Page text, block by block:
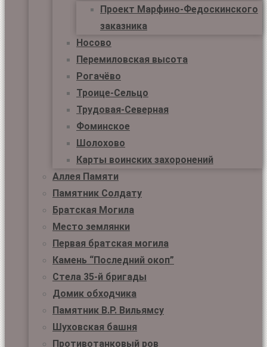
Проект Марфино-Федоскинского
заказника
Носово
Перемиловская высота
Рогачёво
Троице-Сельцо
Трудовая-Северная
Фоминское
Шолохово
Карты воинских захоронений
Аллея Памяти
Памятник Солдату
Братская Могила
Место землянки
Первая братская могила
Камень “Последний окоп”
Стела 35-й бригады
Домик обходчика
Памятник В.Р. Вильямсу
Шуховская башня
Противотанковый ров